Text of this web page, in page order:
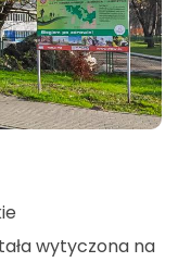
wytyczona na